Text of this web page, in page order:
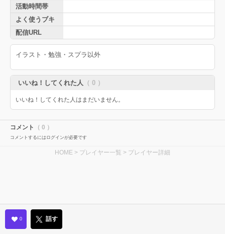
活動時間帯
よく使うブキ
配信URL
イラスト・勉強・スプラ以外
いいね！してくれた人 （ 0 ）
いいね！してくれた人はまだいません。
コメント （ 0 ）
コメントするにはログインが必要です
HOME > プレイヤー一覧 > プレイヤー詳細
0 話す